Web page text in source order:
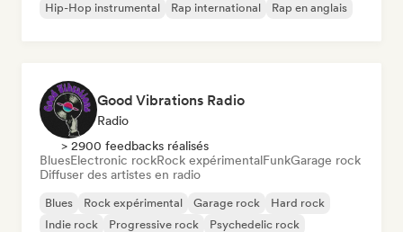
Hip-Hop instrumental
Rap international Rap en anglais
Good Vibrations Radio
Radio
> 2900 feedbacks réalisés
BluesElectronic rockRock expérimentalFunkGarage rock
Diffuser des artistes en radio
Blues Rock expérimental Garage rock
Hard rock
Indie rock
Progressive rock
Psychedelic rock